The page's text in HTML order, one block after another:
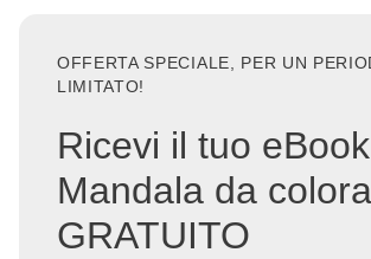
OFFERTA SPECIALE, PER UN
LIMITATO!
Ricevi il tuo eBook
Mandala da
GRATUITO